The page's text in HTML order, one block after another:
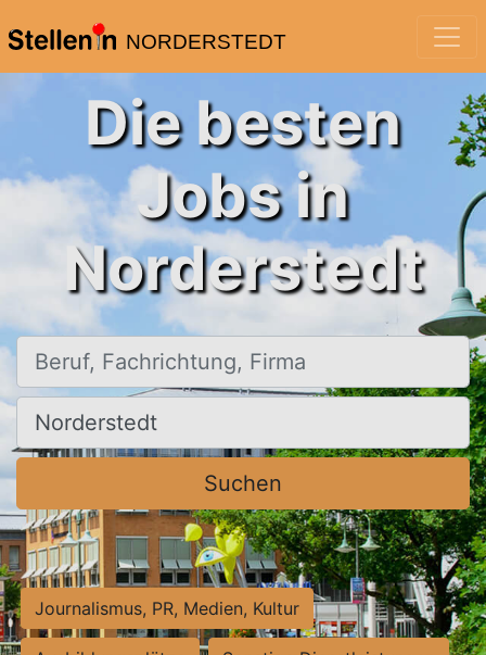
NORDERSTEDT
Die besten
Jobs in
Norderstedt
Beruf, Fachrichtung, Firma
Ort, Stadt
Suchen
Journalismus, PR, Medien, Kultur